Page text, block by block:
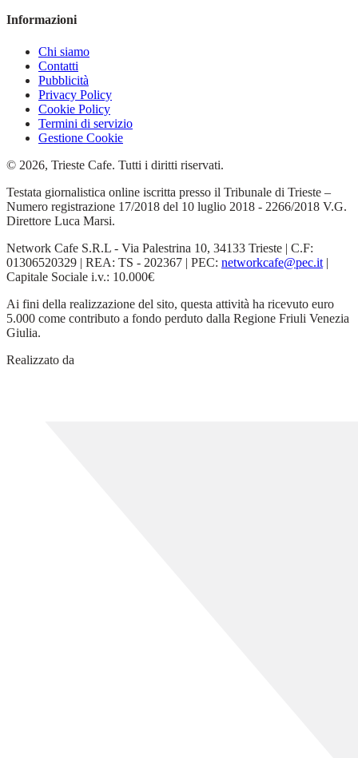
Informazioni
Chi siamo
Contatti
Pubblicità
Privacy Policy
Cookie Policy
Termini di servizio
Gestione Cookie
© 2026, Trieste Cafe. Tutti i diritti riservati.
Testata giornalistica online iscritta presso il Tribunale di Trieste –
Numero registrazione 17/2018 del 10 luglio 2018 - 2266/2018 V.G.
Direttore Luca Marsi.
Network Cafe S.R.L - Via Palestrina 10, 34133 Trieste | C.F:
01306520329 | REA: TS - 202367 | PEC: networkcafe@pec.it |
Capitale Sociale i.v.: 10.000€
Ai fini della realizzazione del sito, questa attività ha ricevuto euro
5.000 come contributo a fondo perduto dalla Regione Friuli Venezia
Giulia.
Realizzato da